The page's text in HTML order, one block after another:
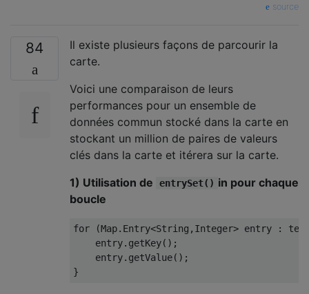
source
84
Il existe plusieurs façons de parcourir la
carte.
Voici une comparaison de leurs
performances pour un ensemble de
données commun stocké dans la carte en
stockant un million de paires de valeurs
clés dans la carte et itérera sur la carte.
1) Utilisation de
entrySet() in pour chaque
boucle
for (Map. Entry<String , Integer> entry :
    entry
. getKey();
    entry
. getValue();
}